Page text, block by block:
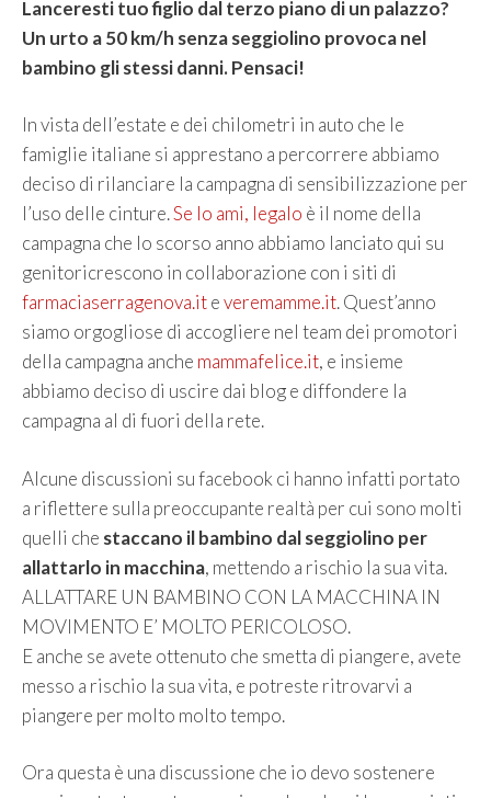
Lanceresti tuo figlio dal terzo piano di un palazzo?
Un urto a 50 km/h senza seggiolino provoca nel
bambino gli stessi danni. Pensaci!
In vista dell’estate e dei chilometri in auto che le
famiglie italiane si apprestano a percorrere abbiamo
deciso di rilanciare la campagna di sensibilizzazione per
l’uso delle cinture.Se lo ami, legalo è il nome della
campagna che lo scorso anno abbiamo lanciato qui su
genitoricrescono in collaborazione con i siti di
farmaciaserragenova.iteveremamme.it. Quest’anno
siamo orgogliose di accogliere nel team dei promotori
della campagna anche mammafelice.it, e insieme
abbiamo deciso di uscire dai blog e diffondere la
campagna al di fuori della rete.
Alcune discussioni su facebook ci hanno infatti portato
a riflettere sulla preoccupante realtà per cui sono molti
quelli che staccano il bambino dal seggiolino per
allattarlo in macchina, mettendo a rischio la sua vita.
ALLATTARE UN BAMBINO CON LA MACCHINA IN
MOVIMENTO E’ MOLTO PERICOLOSO.
E anche se avete ottenuto che smetta di piangere, avete
messo a rischio la sua vita, e potreste ritrovarvi a
piangere per molto molto tempo.
Ora questa è una discussione che io devo sostenere